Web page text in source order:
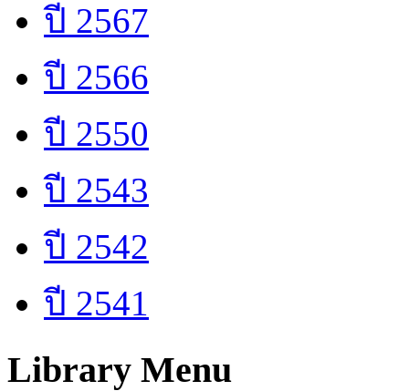
ปี 2567
ปี 2566
ปี 2550
ปี 2543
ปี 2542
ปี 2541
Library Menu